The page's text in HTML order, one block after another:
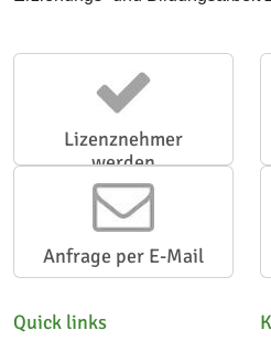
Lizenznehmer
werden
Anfrage per E-Mail
Quick links